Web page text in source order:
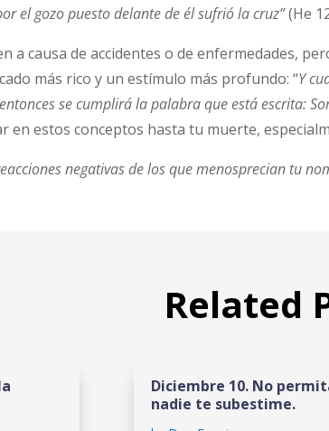
el gozo puesto delante de él sufrió la cruz”(He
a causa de accidentes o de enfermedades,
más rico y un estímulo más profundo: “Y
se cumplirá la palabra que está escrita:
en estos conceptos hasta tu muerte,
negativas de los que menosprecian tu
Related
Diciembre 10. No
nadie te subestime.